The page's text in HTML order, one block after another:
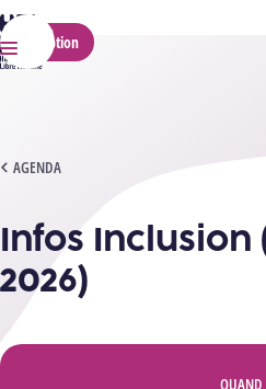
HELMo
Menu
Inscription
AGENDA
INFOS INCLUSION (RENTRÉE 2026)
Infos
2026)
Informations
QUAND